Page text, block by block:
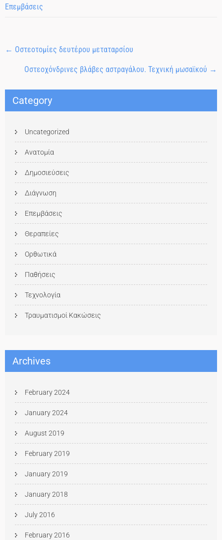
Επεμβάσεις
← Οστεοτομίες δευτέρου μεταταρσίου
Οστεοχόνδρινες βλάβες αστραγάλου. Τεχνική μωσαϊκού →
Category
Uncategorized
Ανατομία
Δημοσιεύσεις
Διάγνωση
Επεμβάσεις
Θεραπείες
Ορθωτικά
Παθήσεις
Τεχνολογία
Τραυματισμοί Κακώσεις
Archives
February 2024
January 2024
August 2019
February 2019
January 2019
January 2018
July 2016
February 2016